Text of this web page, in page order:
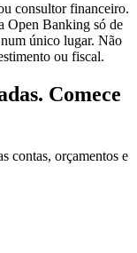
consultor financeiro.
Open Banking só de
único lugar. Não
ou fiscal.
Comece
contas, orçamentos e